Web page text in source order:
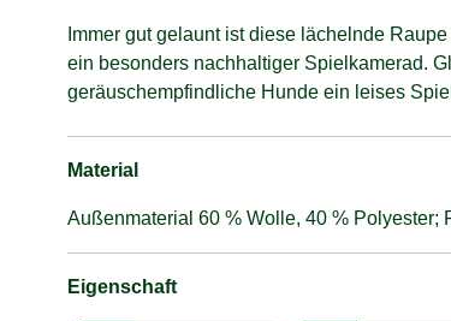
Immer gut gelaunt ist diese lächelnde
ein besonders nachhaltiger Spielkamerad.
geräuschempfindliche Hunde ein leises
Material
Außenmaterial 60 % Wolle, 40 % Polyester;
Eigenschaft